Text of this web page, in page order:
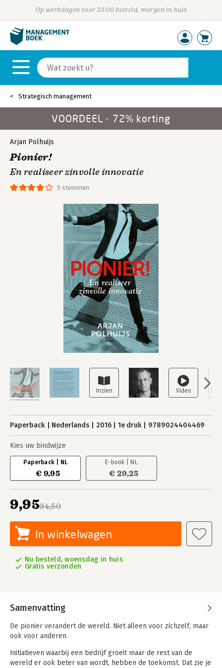
Op werkdagen voor 23:00 besteld, morgen in huis
Strategisch management
VOORDEEL - 72% korting
5 stemmen
Arjan Polhuijs
Pionier!
En realiseer zinvolle innovatie
Paperback Nederlands 2016 1e druk 9789024404469
Kies uw bindwijze
Paperback | NL
€ 9,95
E-book | NL
€ 29,25
34,50
9,95
In winkelwagen
Nu besteld, woensdag in huis
Gratis verzonden
Samenvatting
De pionier verandert de wereld. Niet alleen voor zichzelf, maar
ook voor anderen.
Initiatieven waarbij een bedrijf groeit maar de rest van de
wereld er ook beter van wordt, hebben de toekomst. Dat zie je